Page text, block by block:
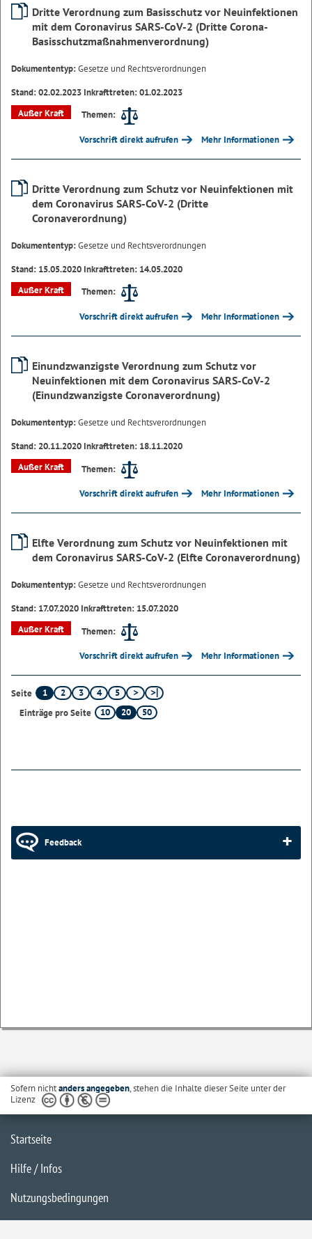
Dritte Verordnung zum Basisschutz vor Neuinfektionen
mit dem Coronavirus SARS-CoV-2 (Dritte Corona-
Basisschutzmaßnahmenverordnung)
Dokumententyp:Gesetze und Rechtsverordnungen
Stand: 02.02.2023 Inkrafttreten: 01.02.2023
Außer Kraft
Themen:
Vorschrift direkt aufrufen Mehr Informationen
Dritte Verordnung zum Schutz vor Neuinfektionen mit
dem Coronavirus SARS-CoV-2 (Dritte
Coronaverordnung)
Dokumententyp:Gesetze und Rechtsverordnungen
Stand: 15.05.2020 Inkrafttreten: 14.05.2020
Außer Kraft
Themen:
Vorschrift direkt aufrufen Mehr Informationen
Einundzwanzigste Verordnung zum Schutz vor
Neuinfektionen mit dem Coronavirus SARS-CoV-2
(Einundzwanzigste Coronaverordnung)
Dokumententyp:Gesetze und Rechtsverordnungen
Stand: 20.11.2020 Inkrafttreten: 18.11.2020
Außer Kraft
Themen:
Vorschrift direkt aufrufen Mehr Informationen
Elfte Verordnung zum Schutz vor Neuinfektionen mit
dem Coronavirus SARS-CoV-2 (Elfte Coronaverordnung)
Dokumententyp:Gesetze und Rechtsverordnungen
Stand: 17.07.2020 Inkrafttreten: 15.07.2020
Außer Kraft
Themen:
Vorschrift direkt aufrufen Mehr Informationen
Seite 1 2 3 4
5
Einträge pro Seite
10 20 50
Feedback
Sofern nichtanders angegeben, stehen die Inhalte dieser Seite unter der
Lizenz
Startseite
Hilfe / Infos
Nutzungsbedingungen